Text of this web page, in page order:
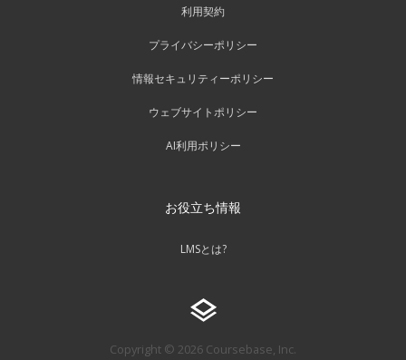
利用契約
プライバシーポリシー
情報セキュリティーポリシー
ウェブサイトポリシー
AI利用ポリシー
お役立ち情報
LMSとは?
Copyright © 2026 Coursebase, Inc.